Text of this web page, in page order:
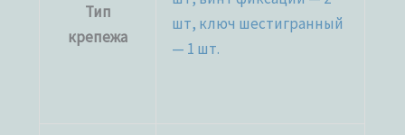
Тип
крепежа
шт, ключ шестигранный
— 1 шт.